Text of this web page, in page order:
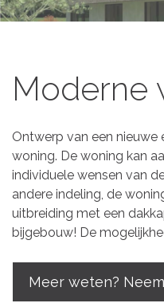
Moderne
Ontwerp van een nieuwe
woning. De woning kan
individuele wensen van
andere indeling, de
uitbreiding met een
bijgebouw! De
Meer weten?